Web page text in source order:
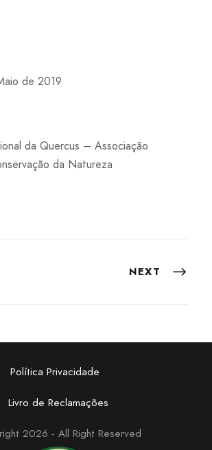
de 2019
da Quercus – Associação
da Natureza
NEXT
Política Privacidade
Livro de Reclamações
2026 - All Right Reserved